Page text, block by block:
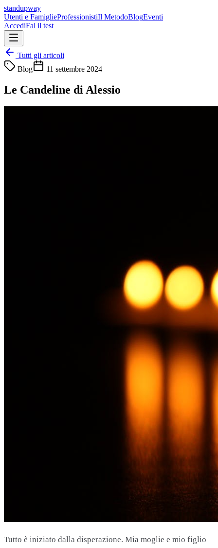
standupway
Utenti e FamiglieProfessionistiIl MetodoBlogEventi
AccediFai il test
Tutti gli articoli
Blog
11 settembre 2024
Le Candeline di Alessio
Tutto è iniziato dalla disperazione. Mia moglie e mio figlio